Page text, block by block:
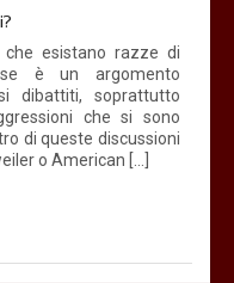
che esistano razze di
è un argomento
dibattiti, soprattutto
che si sono
di queste discussioni
o American […]